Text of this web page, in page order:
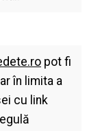
pot fi
în limita a
cu link